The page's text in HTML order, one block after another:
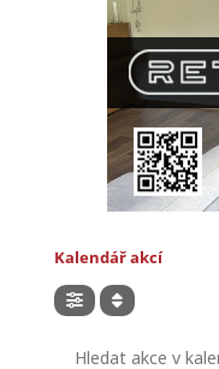
Kalendář akcí